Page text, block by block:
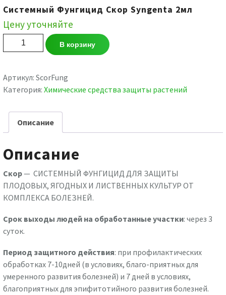
Системный Фунгицид Скор Syngenta 2мл
Цену уточняйте
Количество
товара
Фунгицид
Скор
2мл
В корзину
Артикул: ScorFung
Категория: Химические средства защиты растений
Описание
Описание
Скор— СИСТЕМНЫЙ ФУНГИЦИД ДЛЯ ЗАЩИТЫ
ПЛОДОВЫХ, ЯГОДНЫХ И ЛИСТВЕННЫХ КУЛЬТУР ОТ
КОМПЛЕКСА БОЛЕЗНЕЙ.
Срок выходы людей на обработанные участки: через 3
суток.
Период защитного действия: при профилактических
обработках 7-10дней (в условиях, благо-приятных для
умеренного развития болезней) и 7 дней в условиях,
благоприятных для эпифитотийного развития болезней.